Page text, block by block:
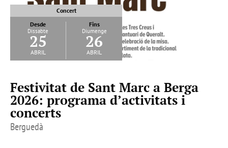
Concert
Desde
Dissabte
25
abril
Fins
Diumenge
26
abril
Festivitat de Sant Marc a Berga
2026: programa d’activitats i
concerts
Berguedà